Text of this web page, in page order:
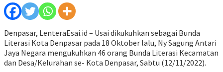
Denpasar, LenteraEsai.id – Usai dikukuhkan sebagai Bunda
Literasi Kota Denpasar pada 18 Oktober lalu, Ny Sagung Antari
Jaya Negara mengukuhkan 46 orang Bunda Literasi Kecamatan
dan Desa/Kelurahan se- Kota Denpasar, Sabtu (12/11/2022).